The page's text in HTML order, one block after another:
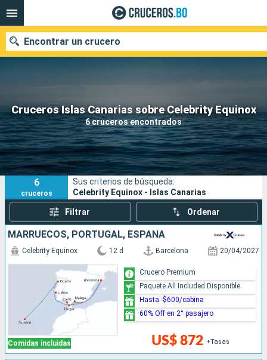
Cruceros Islas Canarias sobre Celebrity Equinox
6 cruceros encontrados
Encontrar un crucero
Nuestros destinos
Fecha de salida
Puertos Compañías
Buscar
6
cruceros
Sus criterios de búsqueda:
Celebrity Equinox - Islas Canarias
Filtrar Ordenar
MARRUECOS, PORTUGAL, ESPAÑA
Comidas incluidas
Celebrity Equinox 12 d Barcelona 20/04/2027
US$ 872 +Tasas
Crucero Premium
Paquete All Included Disponible
Hasta -$600/cabina
60% Off en 2° pasajero